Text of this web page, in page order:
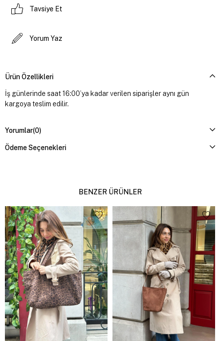
Tavsiye Et
Yorum Yaz
Ürün Özellikleri
İş günlerinde saat 16:00’ya kadar verilen siparişler aynı gün
kargoya teslim edilir.
Yorumlar(0)
Ödeme Seçenekleri
BENZER ÜRÜNLER